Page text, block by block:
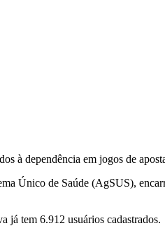
à dependência em jogos de
Único de Saúde (AgSUS),
já tem 6.912 usuários cadastrados.